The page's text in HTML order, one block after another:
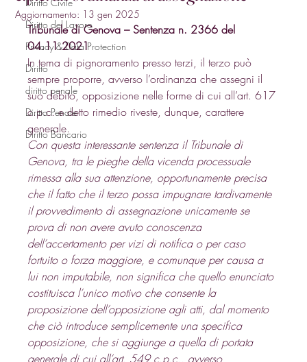
Diritto del Lavoro
Privacy & Data Protection
Diritto
diritto penale
Diritto Penale
Diritto Bancario
Aggiornamento: 13 gen 2025
Tribunale di Genova – Sentenza n. 2366 del
04.11.2021
In tema di pignoramento presso terzi, il terzo può
sempre proporre, avverso l’ordinanza che assegni il
suo debito, opposizione nelle forme di cui all’art. 617
c.p.c. e detto rimedio riveste, dunque, carattere
generale.
Con questa interessante sentenza il Tribunale di
Genova, tra le pieghe della vicenda processuale
rimessa alla sua attenzione, opportunamente precisa
che il fatto che il terzo possa impugnare tardivamente
il provvedimento di assegnazione unicamente se
prova di non avere avuto conoscenza
dell’accertamento per vizi di notifica o per caso
fortuito o forza maggiore, e comunque per causa a
lui non imputabile, non significa che quello enunciato
costituisca l’unico motivo che consente la
proposizione dell’opposizione agli atti, dal momento
che ciò introduce semplicemente una specifica
opposizione, che si aggiunge a quella di portata
generale di cui all’art. 549 c.p.c., avverso